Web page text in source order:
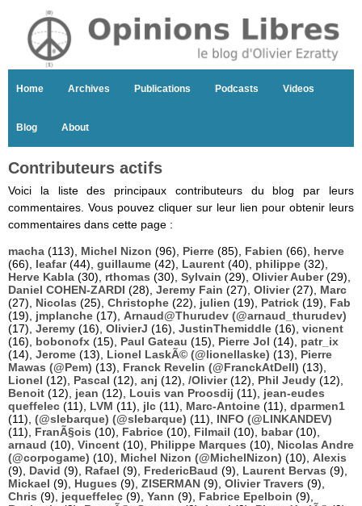
Home Archives Publications Podcasts Videos
Blog About
Contributeurs actifs
Voici la liste des principaux contributeurs du blog par leurs
commentaires. Vous pouvez cliquer sur leur lien pour obtenir leurs
commentaires dans cette page :
macha (113), Michel Nizon (96), Pierre (85), Fabien (66), herve
(66), leafar(44), guillaume (42), Laurent (40), philippe (32),
Herve Kabla (30), rthomas (30), Sylvain (29), Olivier Auber(29),
Daniel COHEN-ZARDI (28), Jeremy Fain (27), Olivier(27), Marc
(27), Nicolas (25), Christophe (22), julien (19), Patrick (19), Fab
(19), jmplanche (17), Arnaud@Thurudev (@arnaud_thurudev)
(17), Jeremy (16), OlivierJ (16), JustinThemiddle (16), vicnent
(16), bobonofx (15), Paul Gateau (15), Pierre Jol (14), patr_ix
(14), Jerome (13), Lionel LaskÃ© (@lionellaske) (13), Pierre
Mawas (@Pem) (13), Franck Revelin (@FranckAtDell) (13),
Lionel (12), Pascal (12), anj (12), /Olivier(12), Phil Jeudy (12),
Benoit (12), jean (12), Louis van Proosdij (11), jean-eudes
queffelec (11), LVM (11), jlc (11), Marc-Antoine (11), dparmen1
(11), (@slebarque) (@slebarque) (11), INFO (@LINKANDEV)
(11), FranÃ§ois (10), Fabrice (10), Filmail (10), babar(10),
arnaud (10), Vincent (10), Philippe Marques (10), Nicolas Andre
(@corpogame) (10), Michel Nizon (@MichelNizon) (10), Alexis
(9), David (9), Rafael (9), FredericBaud (9), Laurent Bervas (9),
Mickael (9), Hugues (9), ZISERMAN (9), Olivier Travers (9),
Chris (9), jequeffelec (9), Yann (9), Fabrice Epelboin (9),